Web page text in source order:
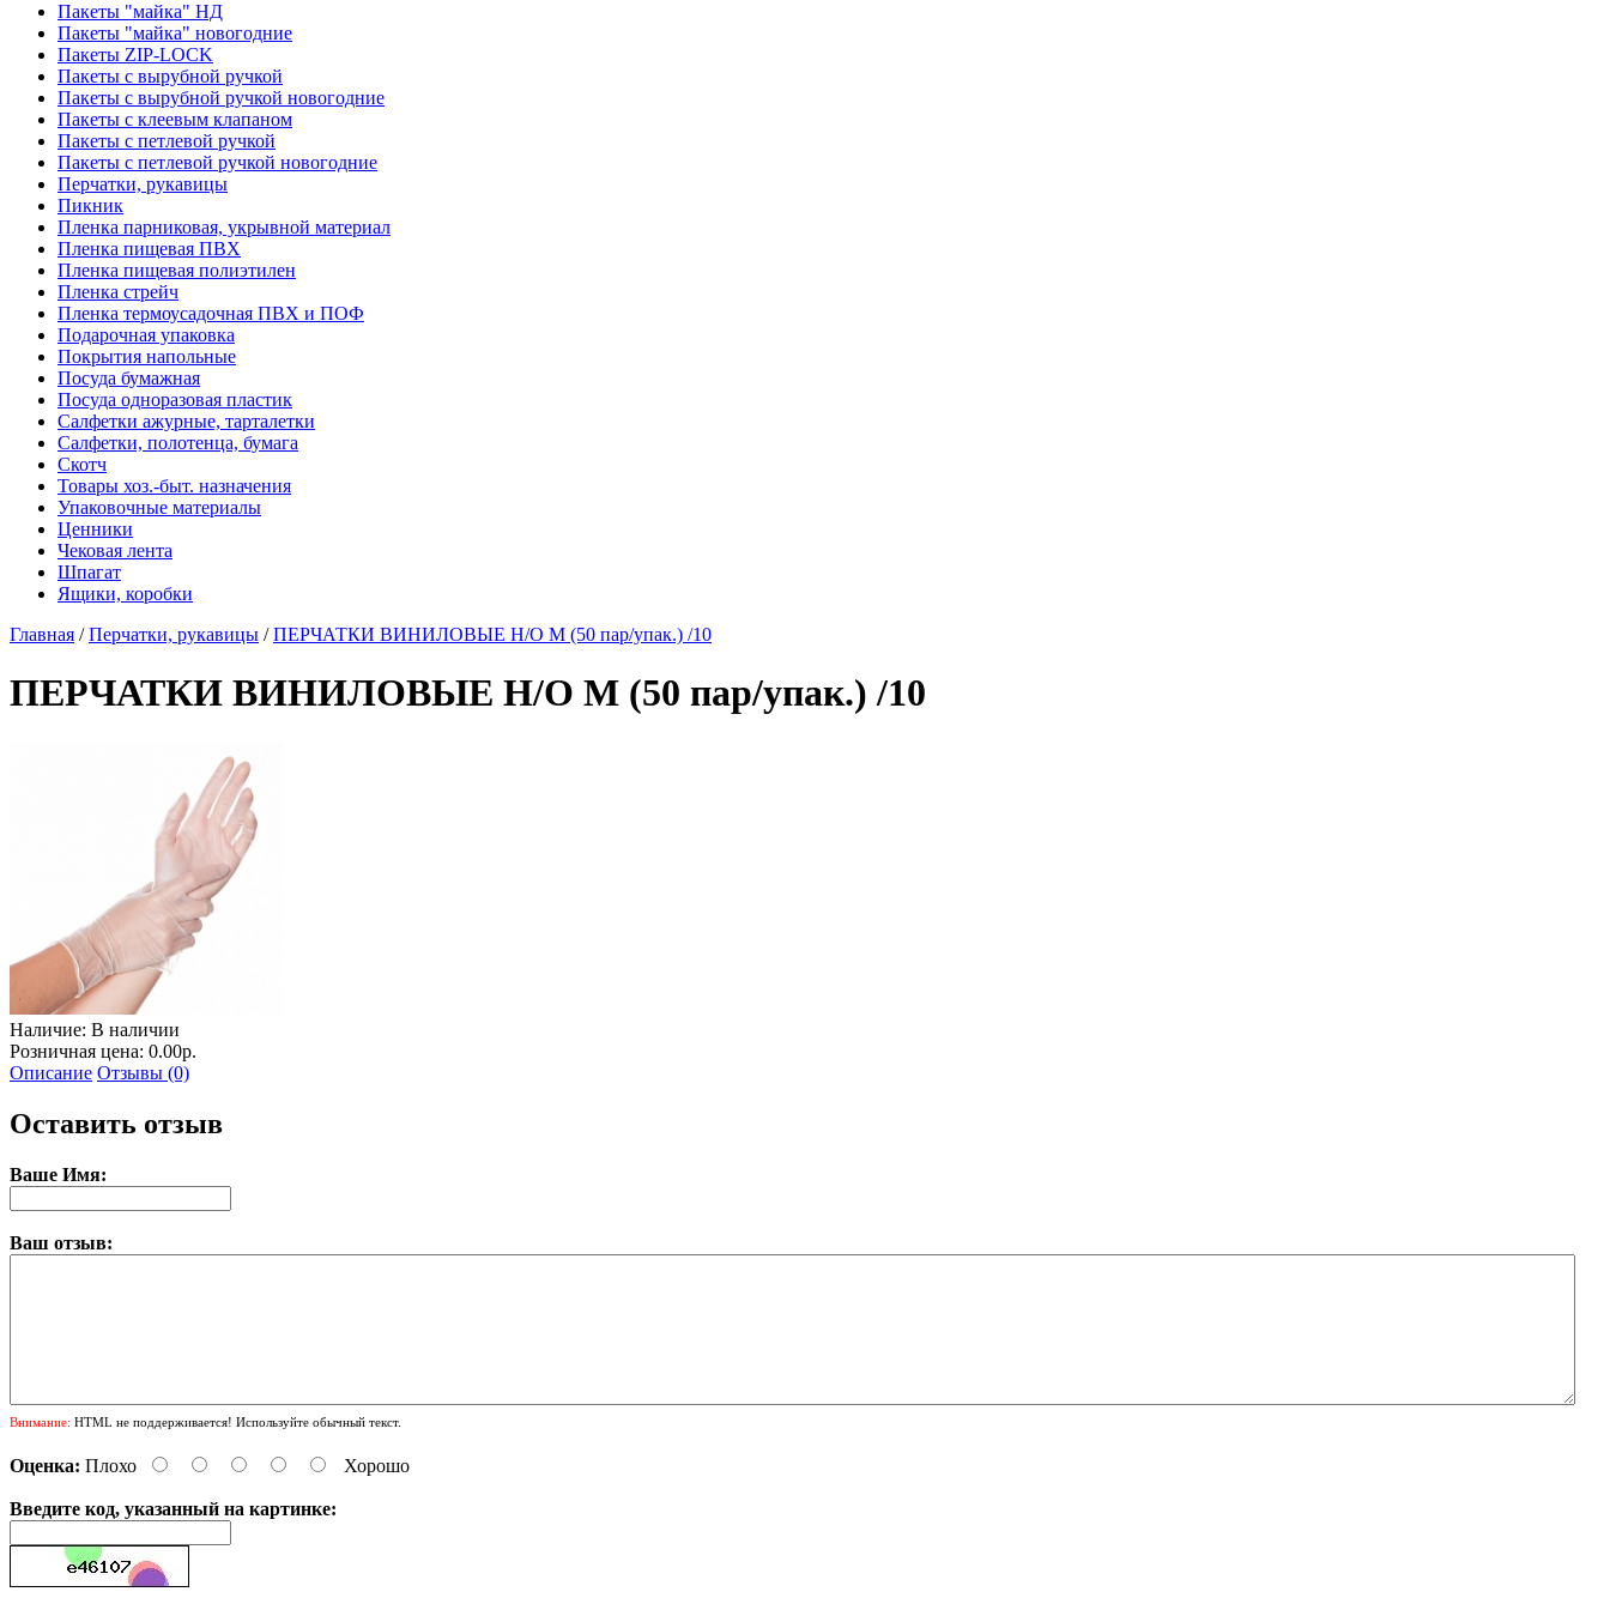
Пакеты "майка" НД
Пакеты "майка" новогодние
Пакеты ZIP-LOCK
Пакеты с вырубной ручкой
Пакеты с вырубной ручкой новогодние
Пакеты с клеевым клапаном
Пакеты с петлевой ручкой
Пакеты с петлевой ручкой новогодние
Перчатки, рукавицы
Пикник
Пленка парниковая, укрывной материал
Пленка пищевая ПВХ
Пленка пищевая полиэтилен
Пленка стрейч
Пленка термоусадочная ПВХ и ПОФ
Подарочная упаковка
Покрытия напольные
Посуда бумажная
Посуда одноразовая пластик
Салфетки ажурные, тарталетки
Салфетки, полотенца, бумага
Скотч
Товары хоз.-быт. назначения
Упаковочные материалы
Ценники
Чековая лента
Шпагат
Ящики, коробки
Главная /Перчатки, рукавицы /ПЕРЧАТКИ ВИНИЛОВЫЕ Н/О М (50 пар/упак.) /10
ПЕРЧАТКИ ВИНИЛОВЫЕ Н/О М (50 пар/упак.) /10
Наличие: В наличии
Розничная цена: 0.00р.
Описание Отзывы (0)
Оставить отзыв
Ваше Имя:
Ваш отзыв:
Внимание: HTML не поддерживается! Используйте обычный текст.
Оценка: Плохо Хорошо
Введите код, указанный на картинке: